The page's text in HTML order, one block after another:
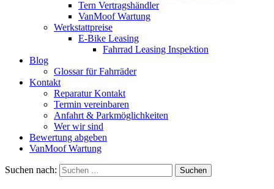
Tern Vertragshändler
VanMoof Wartung
Werkstattpreise
E-Bike Leasing
Fahrrad Leasing Inspektion
Blog
Glossar für Fahrräder
Kontakt
Reparatur Kontakt
Termin vereinbaren
Anfahrt & Parkmöglichkeiten
Wer wir sind
Bewertung abgeben
VanMoof Wartung
Suchen nach: